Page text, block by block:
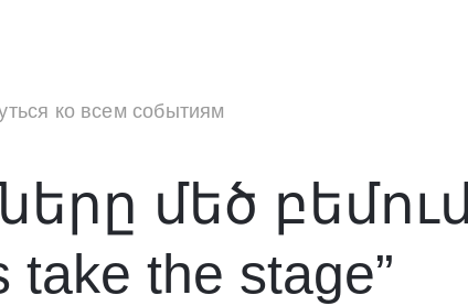
ко всем событиям
մեծ
take the stage”